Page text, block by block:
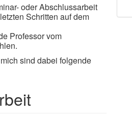
oder Abschlussarbeit
Schritten auf dem
Professor vom
sind dabei folgende